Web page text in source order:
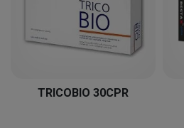
TRICOBIO 30CPR